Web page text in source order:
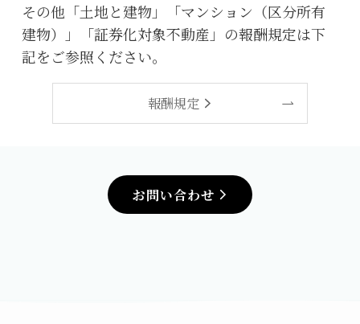
その他「土地と建物」「マンション（区分所有
建物）」「証券化対象不動産」の報酬規定は下
記をご参照ください。
報酬規定
お問い合わせ